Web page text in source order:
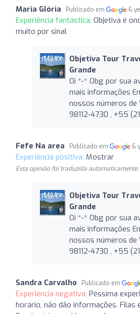
Maria Glória Publicado em 6
Experiência fantástica: Objetiva é
muito por sinal
Objetiva Tour
Grande
Oi *-* Obg por sua
mais informações
nossos números
98112-4730 , +55
Fefe Na area Publicado em 6
Experiência positiva: Mostrar
Esta opinião foi traduzida automaticamente.
Objetiva Tour
Grande
Oi *-* Obg por sua
mais informações
nossos números
98112-4730 , +55
Sandra Carvalho Publicado em
Experiência negativa: Péssima
horário, não dão informações. Filas